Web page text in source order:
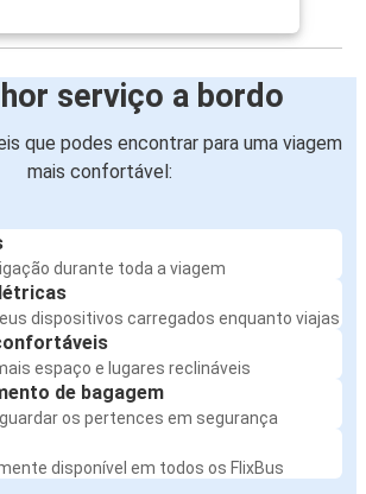
serviço a bordo
que podes encontrar para uma viagem
mais confortável:
durante toda a viagem
dispositivos carregados enquanto viajas
espaço e lugares reclináveis
de bagagem
os pertences em segurança
disponível em todos os FlixBus